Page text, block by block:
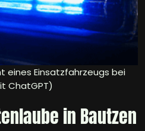
eines Einsatzfahrzeugs bei
ChatGPT)
in Bautzen